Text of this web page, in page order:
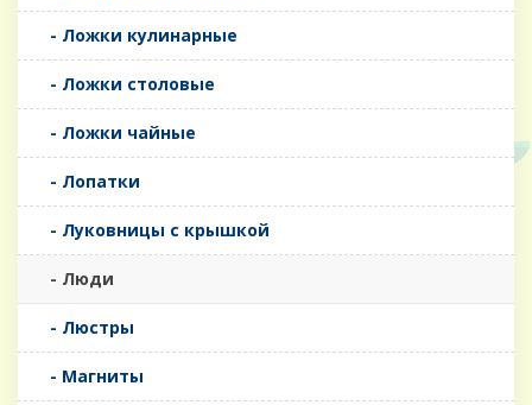
- Ложки кулинарные
- Ложки столовые
- Ложки чайные
- Лопатки
- Луковницы с крышкой
- Люди
- Люстры
- Магниты